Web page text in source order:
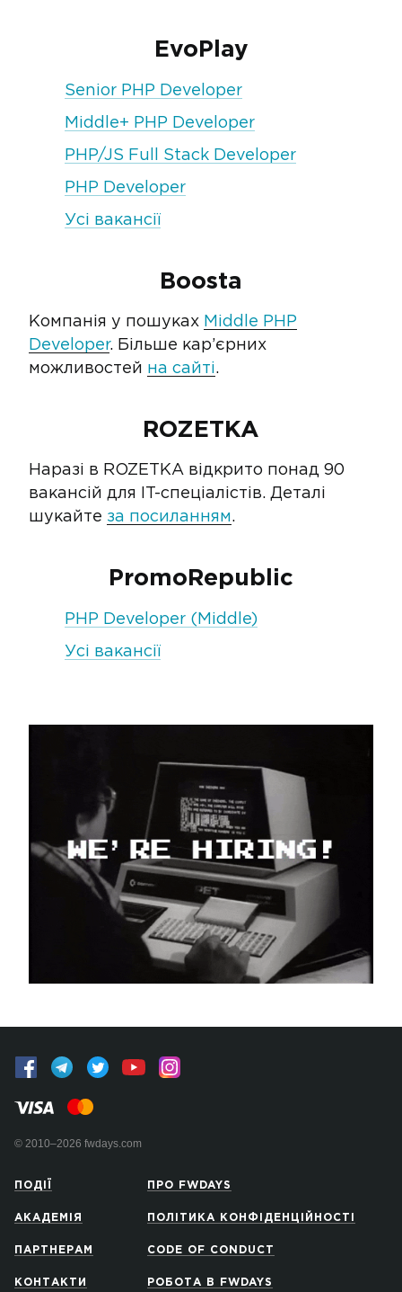
EvoPlay
Senior PHP Developer
Middle+ PHP Developer
PHP/JS Full Stack Developer
PHP Developer
Усі вакансії
Boosta
Компанія у пошуках Middle PHP
Developer. Більше кар’єрних
можливостей на сайті.
ROZETKA
Наразі в ROZETKA відкрито понад 90
вакансій для IT-спеціалістів. Деталі
шукайте за посиланням.
PromoRepublic
PHP Developer (Middle)
Усі вакансії
© 2010–2026 fwdays.com
ПОДІЇ
АКАДЕМІЯ
ПАРТНЕРАМ
КОНТАКТИ
ПРО FWDAYS
ПОЛІТИКА КОНФІДЕНЦІЙНОСТІ
CODE OF CONDUCT
РОБОТА В FWDAYS